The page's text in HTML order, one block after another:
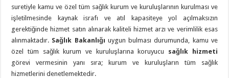
suretiyle kamu ve özel tüm sağlık kurum ve kuruluşlarının kurulması ve
işletilmesinde kaynak israfı ve atıl kapasiteye yol açılmaksızın
gerektiğinde hizmet satın alınarak kaliteli hizmet arzı ve verimlilik esas
alınmaktadır. Sağlık Bakanlığı uygun bulması durumunda, kamu ve
özel tüm sağlık kurum ve kuruluşlarına koruyucu sağlık hizmeti
görevi vermesinin yanı sıra; kurum ve kuruluşların tüm sağlık
hizmetlerini denetlemektedir.